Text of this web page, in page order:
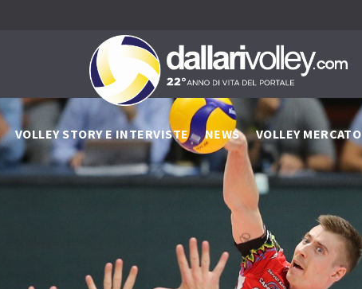
VOLLEY STORY E INTERVISTE NEWS VOLLEY MERCATO